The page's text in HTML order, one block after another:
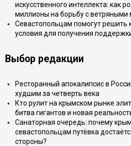
искусственного интеллекта: как
миллионы на борьбу с
Севастопольцам помогут решить
условия для получения
Выбор редакции
Ресторанный апокалипсис в
худшим за четверть века
Кто рулит на крымском рынке
битва гигантов и новая
Санаторная очередь: почему
севастопольцам путёвка
стороны?